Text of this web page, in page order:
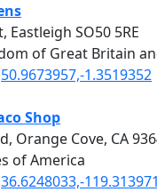
Eastleigh SO50 5RE
of Great Britain
50.9673957,-1.3519352
Shop
Orange Cove, CA
of America
36.6248033,-